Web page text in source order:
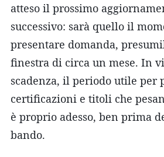
atteso il prossimo
successivo: sarà quello il
presentare domanda,
finestra di circa un mese. In
scadenza, il periodo utile per
certificazioni e titoli che
è proprio adesso, ben prima
bando.